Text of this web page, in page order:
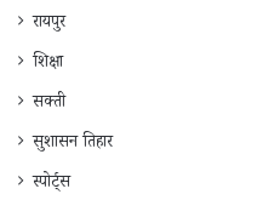
रायपुर
शिक्षा
सक्ती
सुशासन तिहार
स्पोर्ट्स